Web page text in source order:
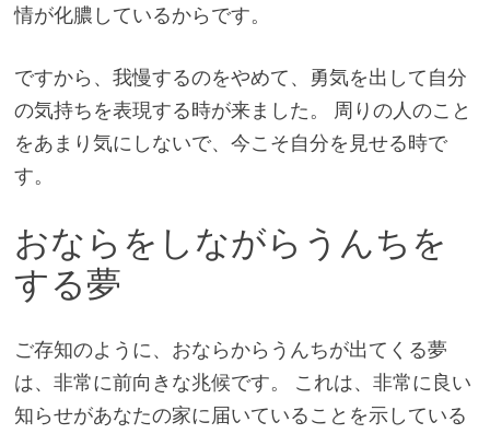
情が化膿しているからです。
ですから、我慢するのをやめて、勇気を出して自分
の気持ちを表現する時が来ました。 周りの人のこと
をあまり気にしないで、今こそ自分を見せる時で
す。
おならをしながらうんちを
する夢
ご存知のように、おならからうんちが出てくる夢
は、非常に前向きな兆候です。 これは、非常に良い
知らせがあなたの家に届いていることを示している